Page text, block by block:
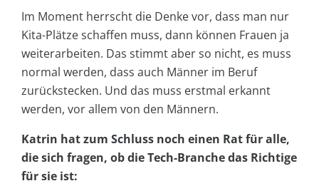
Im Moment herrscht die Denke vor, dass man nur
Kita-Plätze schaffen muss, dann können Frauen ja
weiterarbeiten. Das stimmt aber so nicht, es muss
normal werden, dass auch Männer im Beruf
zurückstecken. Und das muss erstmal erkannt
werden, vor allem von den Männern.
Katrin hat zum Schluss noch einen Rat für alle,
die sich fragen, ob die Tech-Branche das Richtige
für sie ist: